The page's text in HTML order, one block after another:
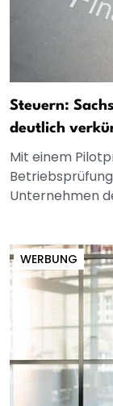
Steuern:
deutlich
Mit einem
Unternehmen
WERBUNG